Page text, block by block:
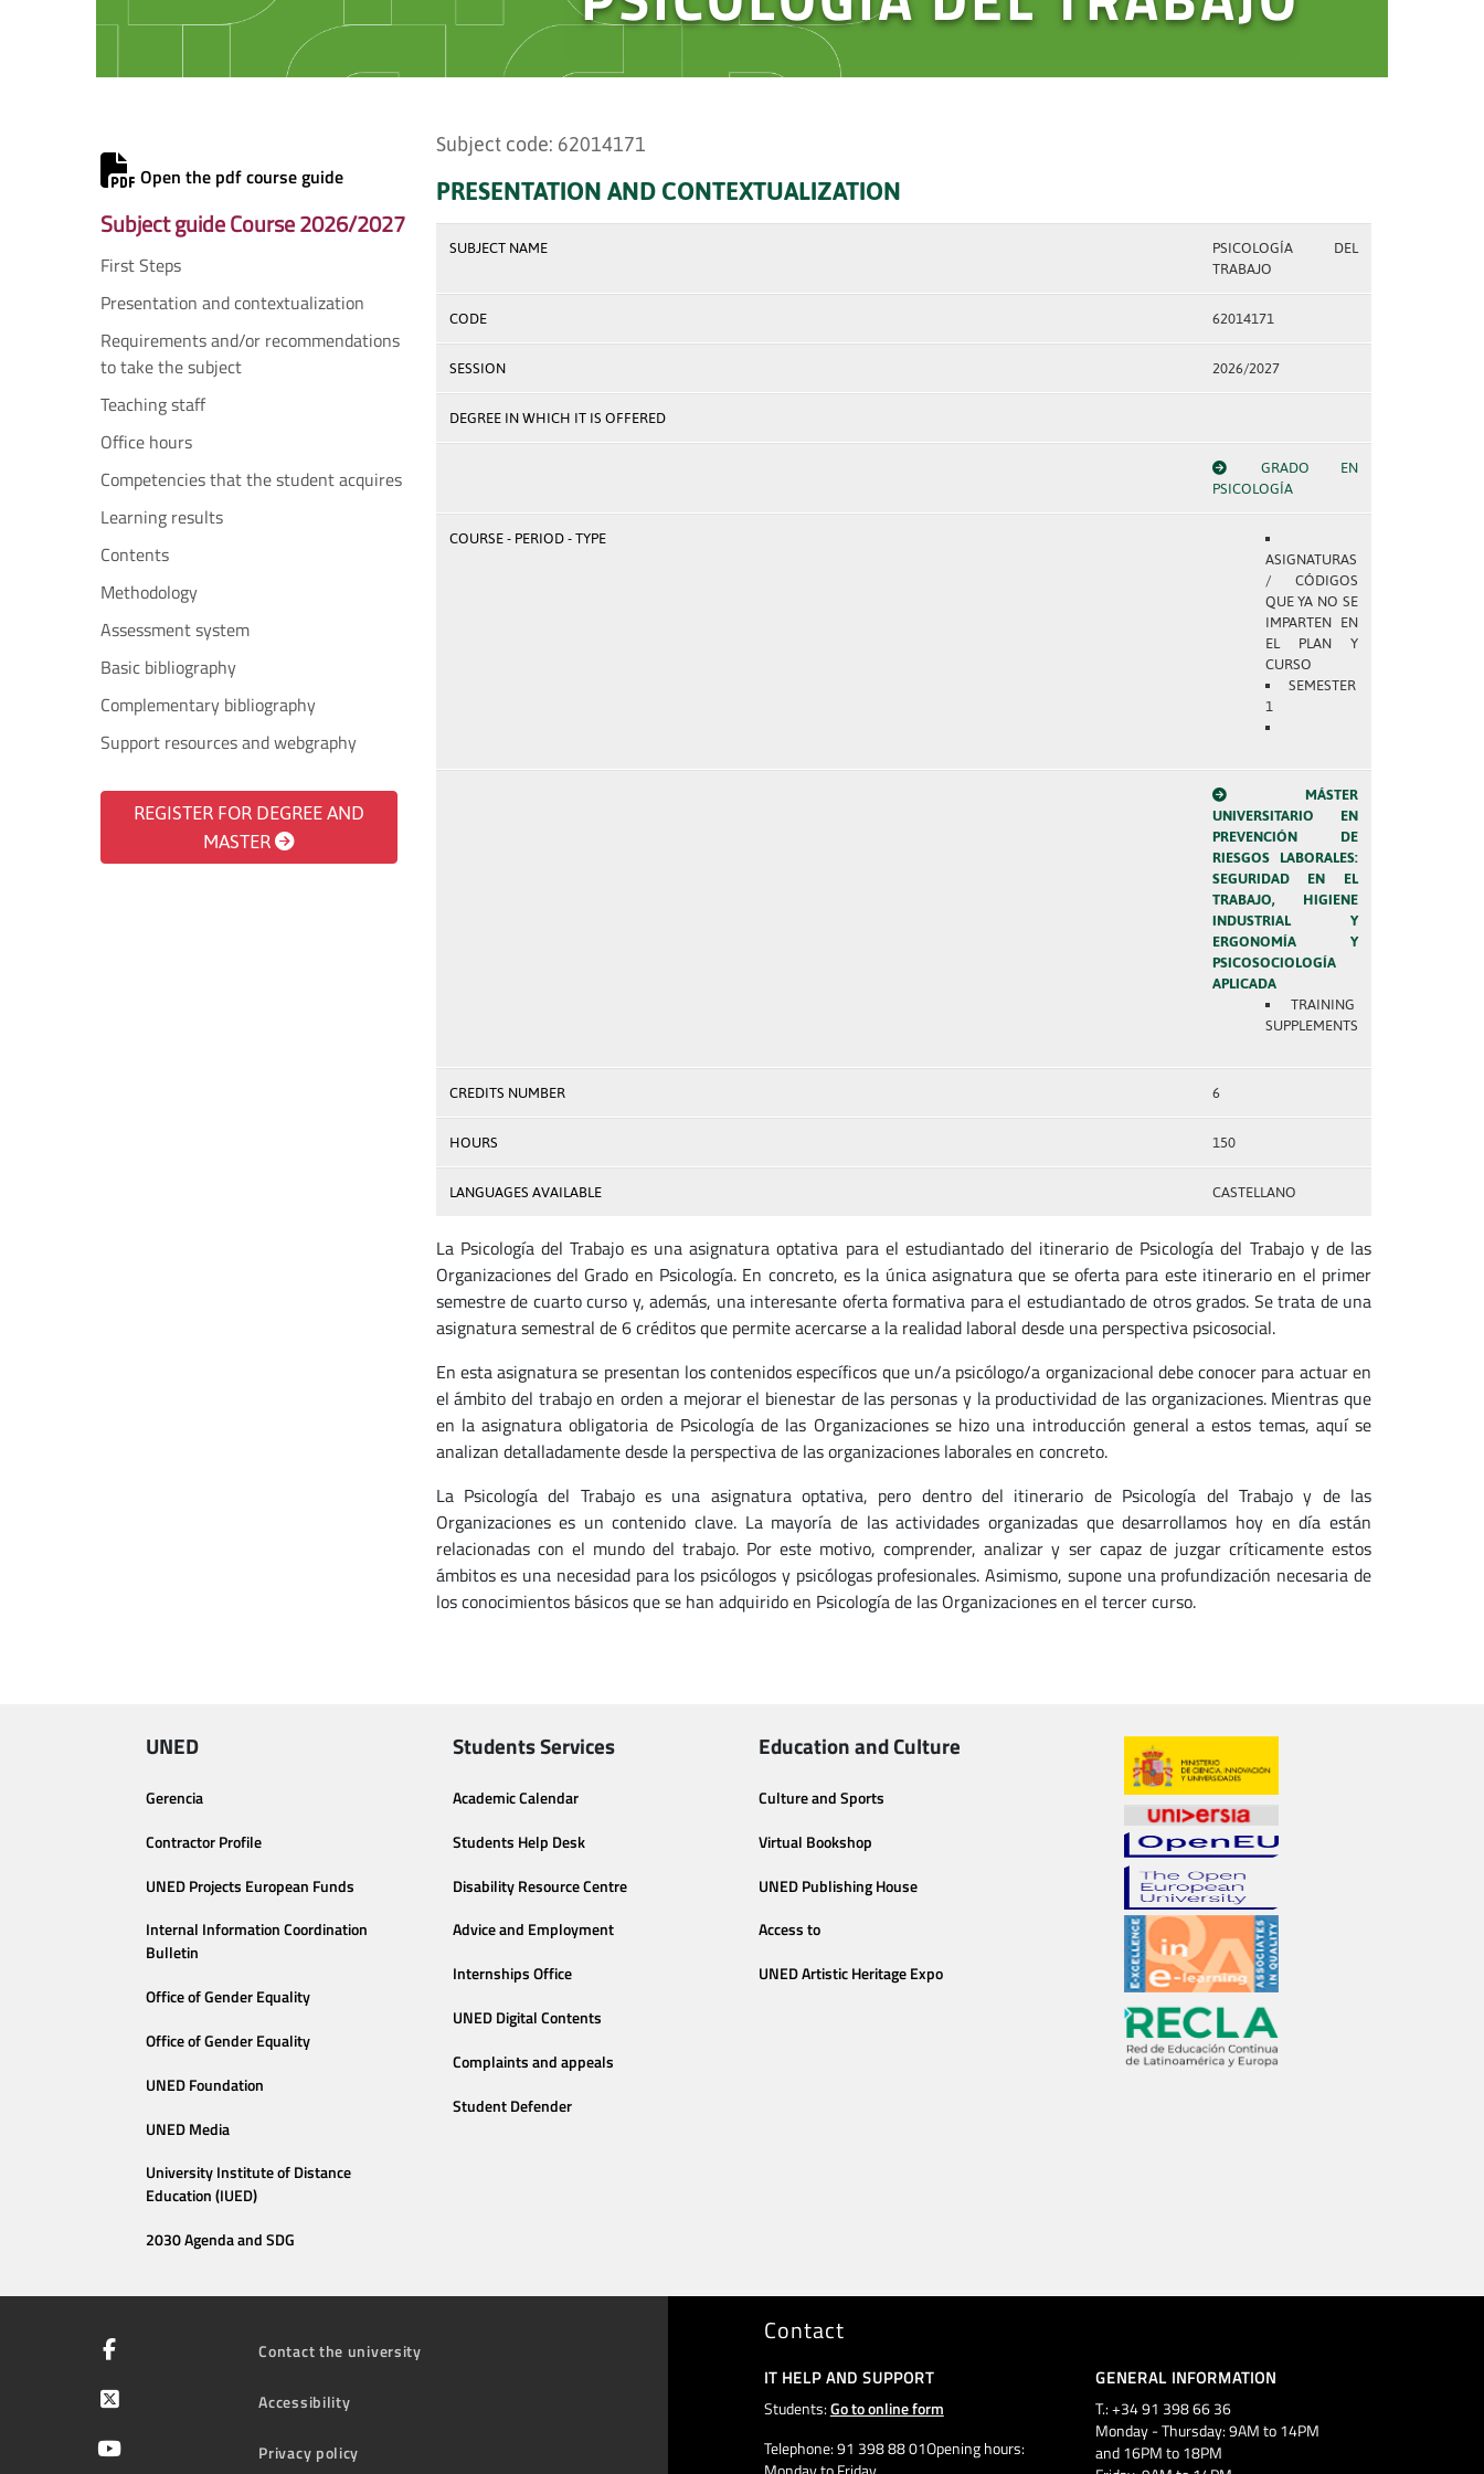
Open the pdf course guide
Subject guide Course 2026/2027
First Steps
Presentation and contextualization
Requirements and/or recommendations
to take the subject
Teaching staff
Office hours
Competencies that the student acquires
Learning results
Contents
Methodology
Assessment system
Basic bibliography
Complementary bibliography
Support resources and webgraphy
REGISTER FOR DEGREE AND
MASTER
Subject code: 62014171
PRESENTATION AND CONTEXTUALIZATION
SUBJECT NAME
PSICOLOGÍA DEL
TRABAJO
CODE 62014171
SESSION 2026/2027
DEGREE IN WHICH IT IS OFFERED
GRADO EN
PSICOLOGÍA
COURSE - PERIOD - TYPE
ASIGNATURAS
/ CÓDIGOS
QUE YA NO SE
IMPARTEN EN
EL PLAN Y
CURSO
SEMESTER
1
MÁSTER
UNIVERSITARIO EN
PREVENCIÓN DE
RIESGOS LABORALES:
SEGURIDAD EN EL
TRABAJO, HIGIENE
INDUSTRIAL Y
ERGONOMÍA Y
PSICOSOCIOLOGÍA
APLICADA
TRAINING
SUPPLEMENTS
CREDITS NUMBER 6
HOURS 150
LANGUAGES AVAILABLE CASTELLANO
La Psicología del Trabajo es una asignatura optativa para el estudiantado del itinerario de Psicología del Trabajo y de las
Organizaciones del Grado en Psicología. En concreto, es la única asignatura que se oferta para este itinerario en el primer
semestre de cuarto curso y, además, una interesante oferta formativa para el estudiantado de otros grados. Se trata de una
asignatura semestral de 6 créditos que permite acercarse a la realidad laboral desde una perspectiva psicosocial.
En esta asignatura se presentan los contenidos específicos que un/a psicólogo/a organizacional debe conocer para actuar en
el ámbito del trabajo en orden a mejorar el bienestar de las personas y la productividad de las organizaciones. Mientras que
en la asignatura obligatoria de Psicología de las Organizaciones se hizo una introducción general a estos temas, aquí se
analizan detalladamente desde la perspectiva de las organizaciones laborales en concreto.
La Psicología del Trabajo es una asignatura optativa, pero dentro del itinerario de Psicología del Trabajo y de las
Organizaciones es un contenido clave. La mayoría de las actividades organizadas que desarrollamos hoy en día están
relacionadas con el mundo del trabajo. Por este motivo, comprender, analizar y ser capaz de juzgar críticamente estos
ámbitos es una necesidad para los psicólogos y psicólogas profesionales. Asimismo, supone una profundización necesaria de
los conocimientos básicos que se han adquirido en Psicología de las Organizaciones en el tercer curso.
UNED
Gerencia
Contractor Profile
UNED Projects European Funds
Internal Information Coordination
Bulletin
Office of Gender Equality
Office of Gender Equality
UNED Foundation
UNED Media
University Institute of Distance
Education (IUED)
2030 Agenda and SDG
Students Services
Academic Calendar
Students Help Desk
Disability Resource Centre
Advice and Employment
Internships Office
UNED Digital Contents
Complaints and appeals
Student Defender
Education and Culture
Culture and Sports
Virtual Bookshop
UNED Publishing House
Access to
UNED Artistic Heritage Expo
Contact the university
Accessibility
Privacy policy
Contact
IT HELP AND SUPPORT
Students:Go to online form
Telephone: 91 398 88 01Opening hours:
GENERAL INFORMATION
T.: +34 91 398 66 36
Monday - Thursday: 9AM to 14PM
and 16PM to 18PM